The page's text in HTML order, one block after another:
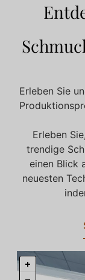
Erleben Sie
Erleben
trendige
einen Blick
neuesten